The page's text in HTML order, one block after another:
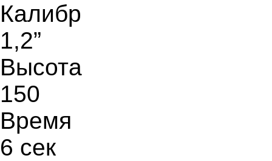
Калибр
1,2”
Высота
150
Время
6 сек